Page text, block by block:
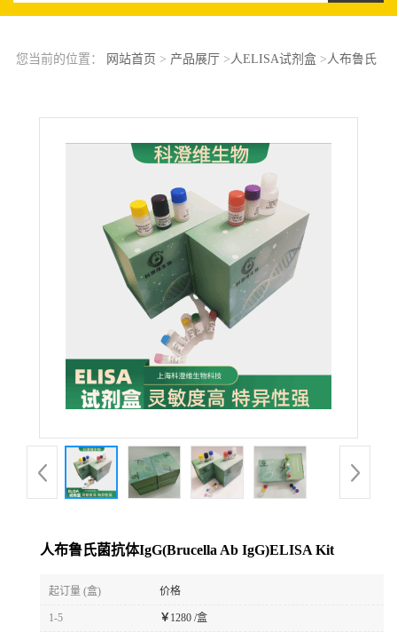
您当前的位置： 网站首页 > 产品展厅> 人ELISA试剂盒> 人布鲁氏
人布鲁氏菌抗体IgG(Brucella Ab IgG)ELISA Kit
起订量 (盒) 价格
1-5 ￥1280 /盒